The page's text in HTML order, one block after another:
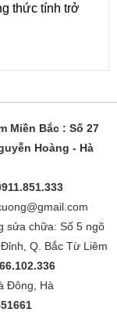
thức tính trở
Miền Bắc : Số 27
Hoàng - Hà
sửa chữa: Số 5 ngõ
Q. Bắc Từ Liêm
Đông, Hà